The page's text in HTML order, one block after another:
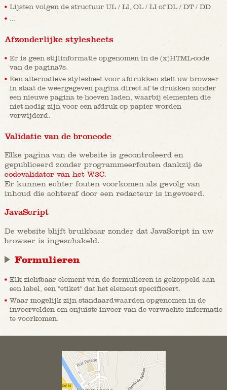
Lijsten volgen de structuur UL / LI, OL / LI of DL / DT / DD
...
Afzonderlijke stylesheets
Er is geen stijlinformatie opgenomen in de (x)HTML-code
van de pagina?s.
Een alternatieve stylesheet voor afdrukken stelt uw browser
in staat de weergegeven pagina direct af te drukken zonder
een nieuwe pagina te hoeven laden, waarbij elementen die
niet nodig zijn voor een afdruk op papier worden
verwijderd.
Validatie van de broncode
Elke pagina van de website is gecontroleerd en
gepubliceerd zonder programmeerfouten dankzij de
codevalidator van het W3C.
Er kunnen echter fouten voorkomen als gevolg van
inhoud die achteraf door een redacteur is ingevoerd.
JavaScript
De website blijft bruikbaar zonder dat JavaScript in uw
browser is ingeschakeld.
Formulieren
Elk zichtbaar element van de formulieren is gekoppeld aan
een label, een "etiket" dat het element specificeert.
Waar mogelijk zijn standaardwaarden opgenomen in de
invoervelden om onjuiste invoer van de verwachte informatie
te voorkomen.